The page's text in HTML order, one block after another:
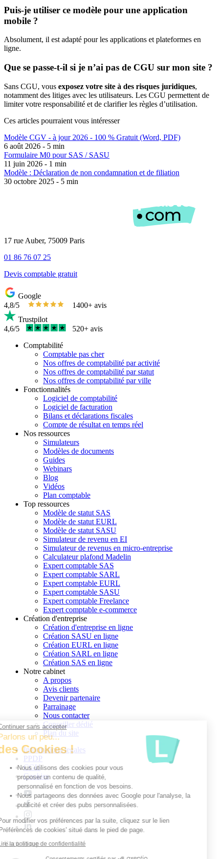
Continuer sans accepter
Parlons un peu...
des Cookies !
Nous utilisons des cookies pour vous
proposer un contenu de qualité,
personnalisé en fonction de vos besoins.
Nous partageons des données avec Google pour l'analyse, la
publicité et créer des pubs personnalisées.
Pour modifier vos préférences par la suite, cliquez sur le lien
'Préférences de cookies' situé dans le pied de page.
Lire la politique de confidentialité
Puis-je utiliser ce modèle pour une application
mobile ?
Absolument, il est adapté pour les applications et plateformes en
ligne.
Que se passe-t-il si je n’ai pas de CGU sur mon site ?
Sans CGU, vous exposez votre site à des risques juridiques,
notamment des litiges avec les utilisateurs. Les CGU permettent de
limiter votre responsabilité et de clarifier les règles d’utilisation.
Ces articles pourraient vous intéresser
Modèle CGV - à jour 2026 - 100 % Gratuit (Word, PDF)
6 août 2026 - 5 min
Formulaire M0 pour SAS / SASU
11 juin 2026 - 1 min
Modèle : Déclaration de non condamnation et de filiation
30 octobre 2025 - 5 min
17 rue Auber, 75009 Paris
01 86 76 07 25
Devis comptable gratuit
Google
4,8/5
1400+ avis
Trustpilot
4,6/5
520+ avis
Comptabilité
Comptable pas cher
Nos offres de comptabilité par activité
Nos offres de comptabilité par statut
Nos offres de comptabilité par ville
Fonctionnalités
Logiciel de comptabilité
Logiciel de facturation
Bilans et déclarations fiscales
Compte de résultat en temps réel
Nos ressources
Simulateurs
Modèles de documents
Guides
Webinars
Blog
Vidéos
Plan comptable
Top ressources
Modèle de statut SAS
Modèle de statut EURL
Modèle de statut SASU
Simulateur de revenu en EI
Simulateur de revenus en micro-entreprise
Calculateur plafond Madelin
Expert comptable SAS
Expert comptable SARL
Expert comptable EURL
Expert comptable SASU
Expert comptable Freelance
Expert comptable e-commerce
Création d'entreprise
Création d'entreprise en ligne
Création SASU en ligne
Création EURL en ligne
Création SARL en ligne
Création SAS en ligne
Notre cabinet
A propos
Avis clients
Devenir partenaire
Parrainage
Nous contacter
Conseiller dédié
Plan du site
Informations legales
PPDP
CGU
Cookies
Back to top